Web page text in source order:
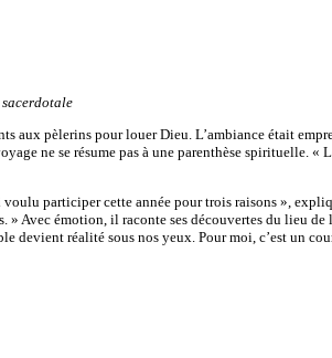
aux pèlerins pour louer Dieu. L’ambiance était
ne se résume pas à une parenthèse spirituelle. «
participer cette année pour trois raisons »,
» Avec émotion, il raconte ses découvertes du lieu de
devient réalité sous nos yeux. Pour moi, c’est un